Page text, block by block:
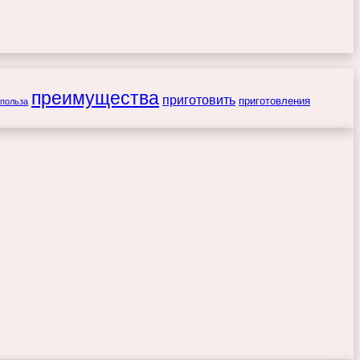
польза преимущества приготовить приготовления